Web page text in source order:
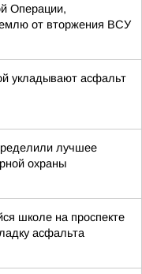
Операции,
от вторжения ВСУ
укладывают асфальт
лучшее
охраны
школе на проспекте
асфальта